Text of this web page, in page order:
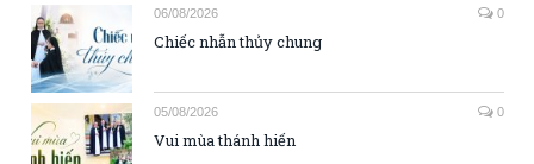
06/08/2026 0
Chiếc nhẫn thủy chung
05/08/2026 0
Vui mùa thánh hiến